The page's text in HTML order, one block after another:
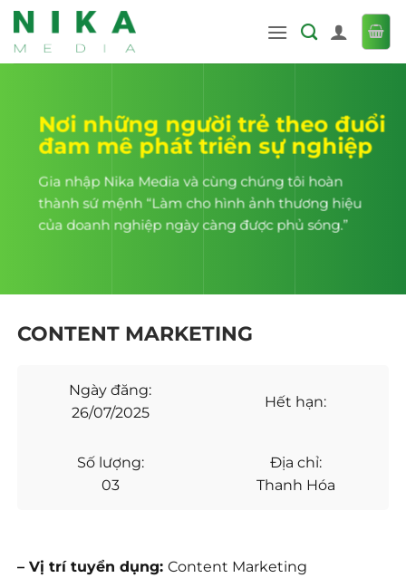
Bỏ
qua
nội
Nơi những người trẻ theo đuổi
đam mê phát triển sự nghiệp
Gia nhập Nika Media và cùng chúng tôi hoàn
thành sứ mệnh “Làm cho hình ảnh thương hiệu
của doanh nghiệp ngày càng được phủ sóng.”
CONTENT MARKETING
Ngày đăng:
26/07/2025
Hết hạn:
Số lượng:
03
Địa chỉ:
Thanh Hóa
– Vị trí tuyển dụng:Content Marketing